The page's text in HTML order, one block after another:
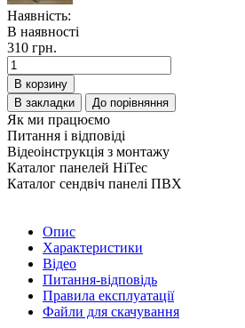
Наявність:
В наявності
310 грн.
В корзину
В закладки
До порівняння
Як ми працюємо
Питання і відповіді
Відеоінструкція з монтажу
Каталог панелей HiTec
Каталог сендвіч панелі ПВХ
Опис
Характеристики
Відео
Питання-відповідь
Правила експлуатації
Файли для скачування